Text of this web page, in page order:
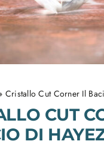
Cristallo Cut Corner Il
CUT
DI